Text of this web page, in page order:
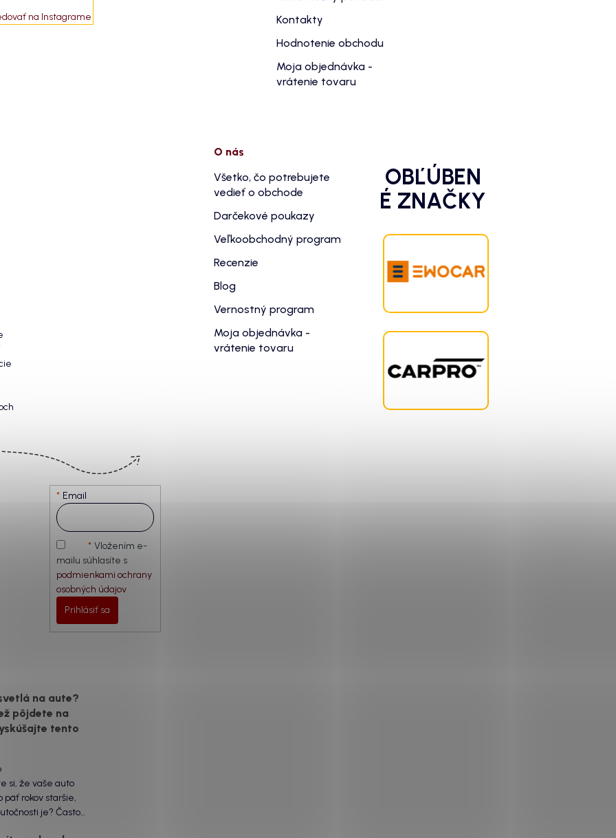
na Instagrame
Kontakty
Hodnotenie obchodu
Moja objednávka -
vrátenie tovaru
Email
Vložením e-
mailu súhlasíte s
podmienkami ochrany
osobných údajov
Prihlásiť sa
O nás
Všetko, čo potrebujete
vedieť o obchode
Darčekové poukazy
Veľkoobchodný program
Recenzie
Blog
Vernostný program
Moja objednávka -
vrátenie tovaru
OBĽÚBEN
É ZNAČKY
na aute?
pôjdete na
tento
si, že vaše auto
päť rokov staršie,
je? Často